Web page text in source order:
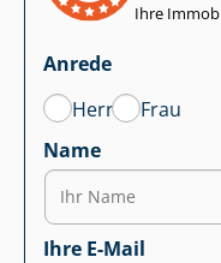
Ihre
Anrede
Herr
Frau
Name
Ihre E-Mail